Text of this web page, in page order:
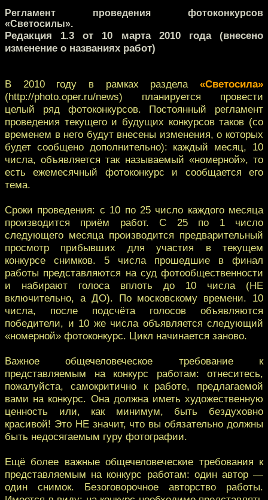
Регламент проведения фотоконкурсов
«Светосилы».
Редакция 1.3 от 10 марта 2010 года (внесено
изменение о названиях работ)
В 2010 году в рамках раздела «Светосила»
(http://photo.oper.ru/news) планируется провести
целый ряд фотоконкурсов. Постоянный регламент
проведения текущего и будущих конкурсов таков (со
временем в него будут внесены изменения, о которых
будет сообщено дополнительно): каждый месяц, 10
числа, объявляется так называемый «номерной», то
есть ежемесячный фотоконкурс и сообщается его
тема.
Сроки проведения: с 10 по 25 число каждого месяца
производится приём работ. С 25 по 1 число
следующего месяца производится предварительный
просмотр прибывших для участия в текущем
конкурсе снимков. 5 числа прошедшие в финал
работы представляются на суд фотообщественности
и набирают голоса вплоть до 10 числа (НЕ
включительно, а ДО). По московскому времени. 10
числа, после подсчёта голосов объявляются
победители, и 10 же числа объявляется следующий
«номерной» фотоконкурс. Цикл начинается заново.
Важное общечеловеческое требование к
представляемым на конкурс работам: отнеситесь,
пожалуйста, самокритично к работе, предлагаемой
вами на конкурс. Она должна иметь художественную
ценность или, как минимум, быть бездуховно
красивой! Это НЕ значит, что вы обязательно должны
быть недосягаемым гуру фотографии.
Ещё более важные общечеловеческие требования к
представляемым на конкурс работам: один автор —
один снимок. Безоговорочное авторство работы.